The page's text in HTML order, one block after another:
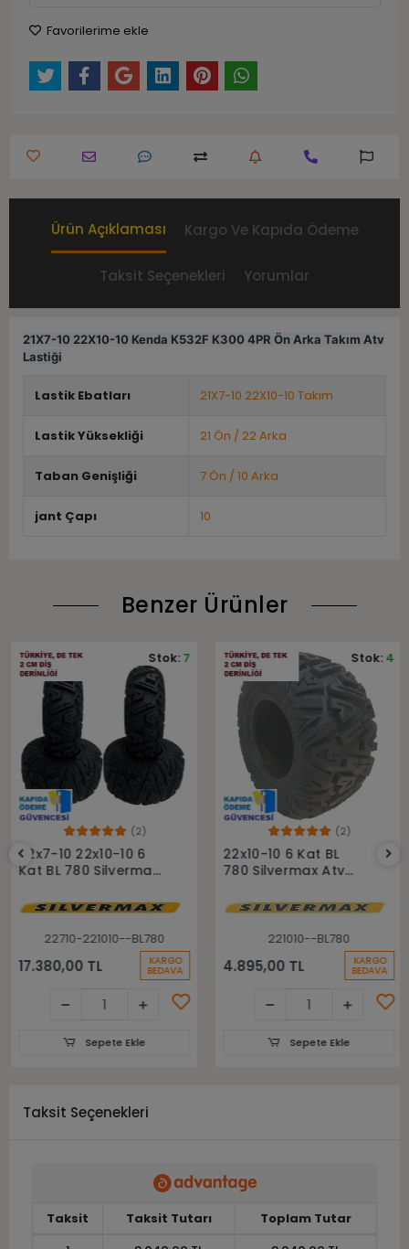
Favorilerime ekle
Ürün Açıklaması Kargo Ve Kapıda Ödeme
Taksit Seçenekleri Yorumlar
21X7-10 22X10-10 Kenda K532F K300 4PR Ön Arka Takım Atv
Lastiği
Lastik Ebatları 21X7-10 22X10-10 Takım
Lastik Yüksekliği 21 Ön / 22 Arka
Taban Genişliği 7 Ön / 10 Arka
jant Çapı 10
Benzer Ürünler
(2)
22x7-10 22x10-10 6
Kat BL 780 Silvermax
Lastiği
22710-221010--BL780
17.380,00 TL KARGO
BEDAVA
Stok:7
Sepete Ekle
(2)
22x10-10 6 Kat BL
780 Silvermax Atv
221010--BL780
4.895,00 TL KARGO
BEDAVA
Stok:4
Sepete Ekle
Taksit Seçenekleri
Taksit Taksit Tutarı
Toplam Tutar